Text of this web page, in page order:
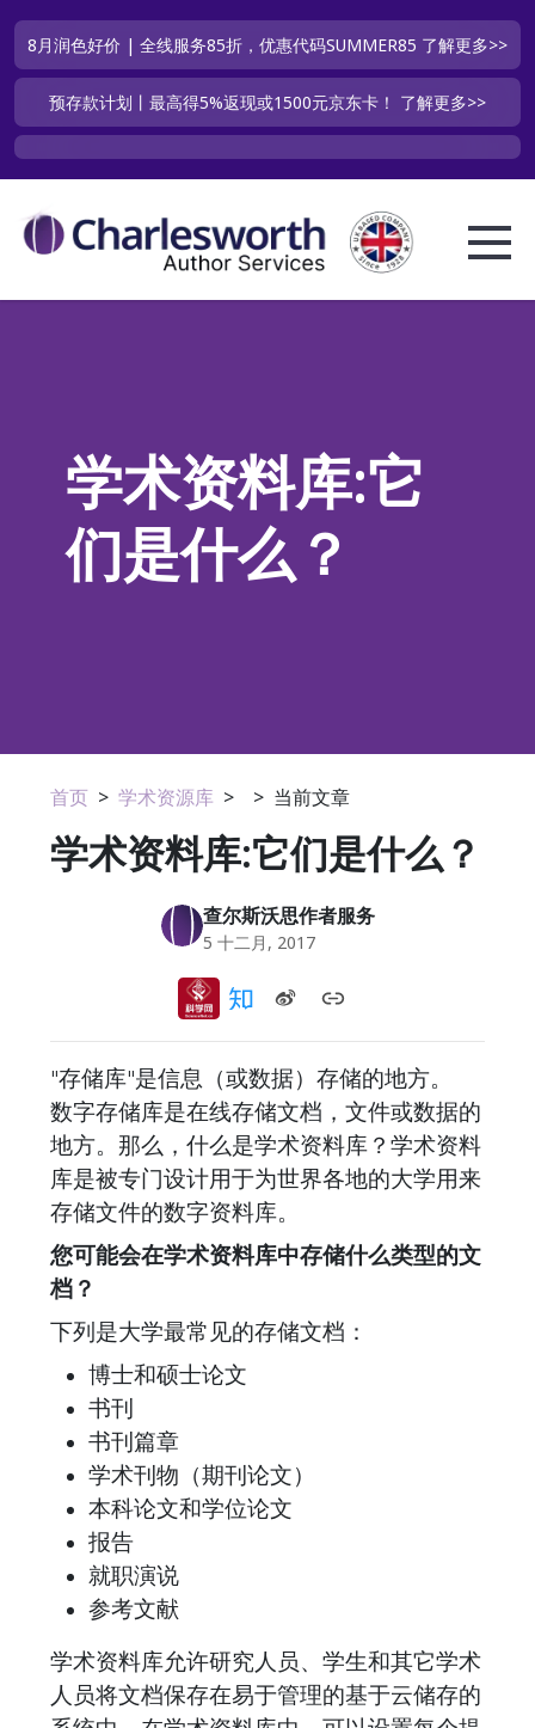
8月润色好价 | 全线服务85折，优惠代码SUMMER85 了解更多>>
预存款计划丨最高得5%返现或1500元京东卡！ 了解更多>>
学术资料库:它
们是什么？
首页 > 学术资源库 > > 当前文章
学术资料库:它们是什么？
查尔斯沃思作者服务
5 十二月, 2017
"存储库"是信息（或数据）存储的地方。
数字存储库是在线存储文档，文件或数据的
地方。那么，什么是学术资料库？学术资料
库是被专门设计用于为世界各地的大学用来
存储文件的数字资料库。
您可能会在学术资料库中存储什么类型的文
档？
下列是大学最常见的存储文档：
博士和硕士论文
书刊
书刊篇章
学术刊物（期刊论文）
本科论文和学位论文
报告
就职演说
参考文献
学术资料库允许研究人员、学生和其它学术
人员将文档保存在易于管理的基于云储存的